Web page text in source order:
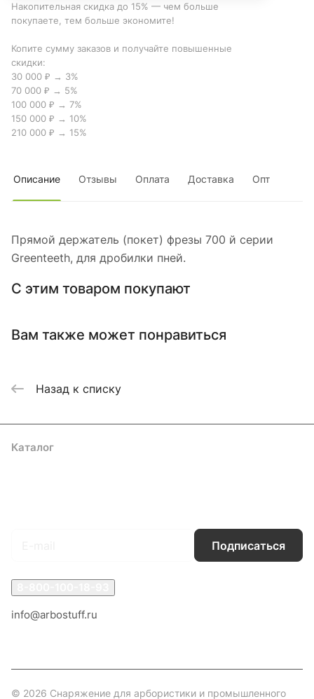
Накопительная скидка до 15% — чем больше
покупаете, тем больше экономите!
Копите сумму заказов и получайте повышенные
скидки:
30 000 ₽ → 3%
70 000 ₽ → 5%
100 000 ₽ → 7%
150 000 ₽ → 10%
210 000 ₽ → 15%
Описание Отзывы Оплата Доставка Опт
Прямой держатель (покет) фрезы 700 й серии
Greenteeth, для дробилки пней.
С этим товаром покупают
Вам также может понравиться
Назад к списку
Каталог
Подписаться
info@arbostuff.ru
© 2026 Снаряжение для арбористики и промышленного